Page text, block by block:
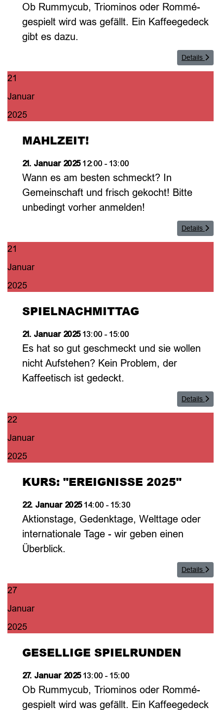
Ob Rummycub, Triominos oder Rommé-
gespielt wird was gefällt. Ein Kaffeegedeck
gibt es dazu.
Details
21
Januar
2025
MAHLZEIT!
21. Januar 202512:00 - 13:00
Wann es am besten schmeckt? In
Gemeinschaft und frisch gekocht! Bitte
unbedingt vorher anmelden!
Details
21
Januar
2025
SPIELNACHMITTAG
21. Januar 202513:00 - 15:00
Es hat so gut geschmeckt und sie wollen
nicht Aufstehen? Kein Problem, der
Kaffeetisch ist gedeckt.
Details
22
Januar
2025
KURS: "EREIGNISSE 2025"
22. Januar 202514:00 - 15:30
Aktionstage, Gedenktage, Welttage oder
internationale Tage - wir geben einen
Überblick.
Details
27
Januar
2025
GESELLIGE SPIELRUNDEN
27. Januar 202513:00 - 15:00
Ob Rummycub, Triominos oder Rommé-
gespielt wird was gefällt. Ein Kaffeegedeck